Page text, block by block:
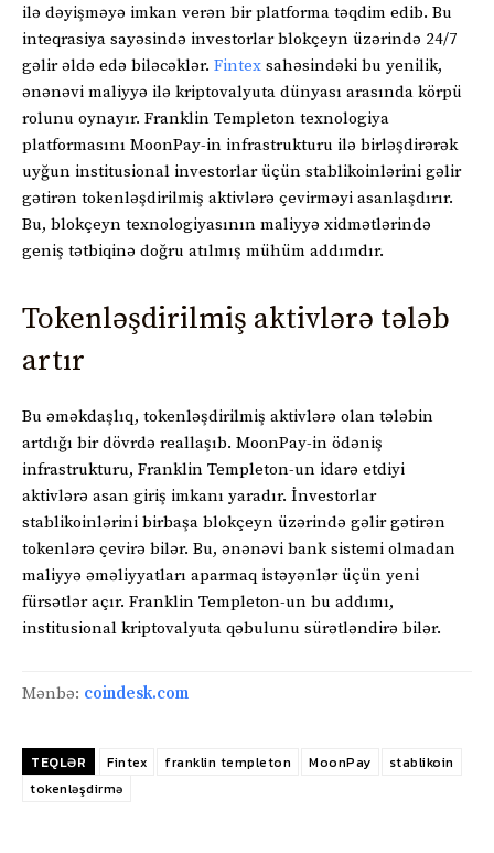
ilə dəyişməyə imkan verən bir platforma təqdim edib. Bu
inteqrasiya sayəsində investorlar blokçeyn üzərində 24/7
gəlir əldə edə biləcəklər. Fintex sahəsindəki bu yenilik,
ənənəvi maliyyə ilə kriptovalyuta dünyası arasında körpü
rolunu oynayır. Franklin Templeton texnologiya
platformasını MoonPay-in infrastrukturu ilə birləşdirərək
uyğun institusional investorlar üçün stablikoinlərini gəlir
gətirən tokenləşdirilmiş aktivlərə çevirməyi asanlaşdırır.
Bu, blokçeyn texnologiyasının maliyyə xidmətlərində
geniş tətbiqinə doğru atılmış mühüm addımdır.
Tokenləşdirilmiş aktivlərə tələb
artır
Bu əməkdaşlıq, tokenləşdirilmiş aktivlərə olan tələbin
artdığı bir dövrdə reallaşıb. MoonPay-in ödəniş
infrastrukturu, Franklin Templeton-un idarə etdiyi
aktivlərə asan giriş imkanı yaradır. İnvestorlar
stablikoinlərini birbaşa blokçeyn üzərində gəlir gətirən
tokenlərə çevirə bilər. Bu, ənənəvi bank sistemi olmadan
maliyyə əməliyyatları aparmaq istəyənlər üçün yeni
fürsətlər açır. Franklin Templeton-un bu addımı,
institusional kriptovalyuta qəbulunu sürətləndirə bilər.
Mənbə: coindesk.com
TEQLƏR Fintex franklin templeton MoonPay
stablikoin
tokenləşdirmə